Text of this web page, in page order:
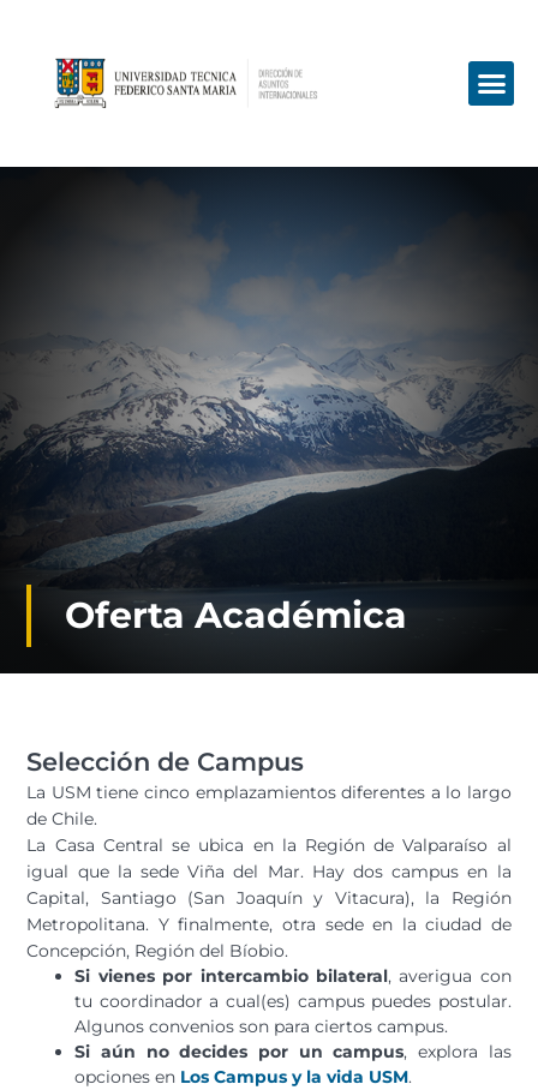
Oferta Académica
Selección de Campus
La USM tiene cinco emplazamientos diferentes a lo largo
de Chile.
La Casa Central se ubica en la Región de Valparaíso al
igual que la sede Viña del Mar. Hay dos campus en la
Capital, Santiago (San Joaquín y Vitacura), la Región
Metropolitana. Y finalmente, otra sede en la ciudad de
Concepción, Región del Bíobio.
Si vienes por intercambio bilateral, averigua con
tu coordinador a cual(es) campus puedes postular.
Algunos convenios son para ciertos campus.
Si aún no decides por un campus, explora las
opciones en Los Campus y la vida USM.